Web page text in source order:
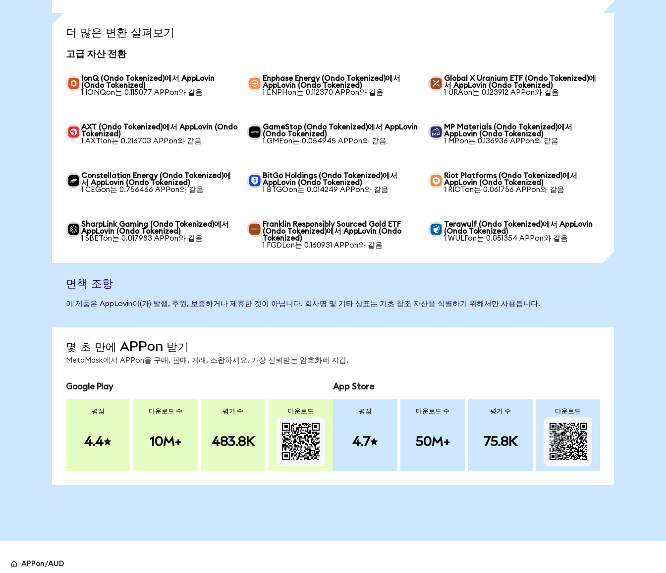
더 많은 변환 살펴보기
고급 자산 전환
IonQ (Ondo Tokenized)에서 AppLovin
(Ondo Tokenized)
1 IONQon는 0.115077 APPon와 같음
Enphase Energy (Ondo Tokenized)에서
AppLovin (Ondo Tokenized)
1 ENPHon는 0.112370 APPon와 같음
Global X Uranium ETF (Ondo Tokenized)에
서 AppLovin (Ondo Tokenized)
1 URAon는 0.123912 APPon와 같음
AXT (Ondo Tokenized)에서 AppLovin (Ondo
Tokenized)
1 AXTIon는 0.216703 APPon와 같음
GameStop (Ondo Tokenized)에서 AppLovin
(Ondo Tokenized)
1 GMEon는 0.054945 APPon와 같음
MP Materials (Ondo Tokenized)에서
AppLovin (Ondo Tokenized)
1 MPon는 0.136936 APPon와 같음
Constellation Energy (Ondo Tokenized)에
서 AppLovin (Ondo Tokenized)
1 CEGon는 0.756466 APPon와 같음
BitGo Holdings (Ondo Tokenized)에서
AppLovin (Ondo Tokenized)
1 BTGOon는 0.014249 APPon와 같음
Riot Platforms (Ondo Tokenized)에서
AppLovin (Ondo Tokenized)
1 RIOTon는 0.061756 APPon와 같음
SharpLink Gaming (Ondo Tokenized)에서
AppLovin (Ondo Tokenized)
1 SBETon는 0.017983 APPon와 같음
Franklin Responsibly Sourced Gold ETF
(Ondo Tokenized)에서 AppLovin (Ondo
Tokenized)
1 FGDLon는 0.160931 APPon와 같음
Terawulf (Ondo Tokenized)에서 AppLovin
(Ondo Tokenized)
1 WULFon는 0.051354 APPon와 같음
면책 조항
이 제품은 AppLovin이(가) 발행, 후원, 보증하거나 제휴한 것이 아닙니다. 회사명 및 기타 상표는 기초 참조 자산을 식별하기 위해서만 사용됩니다.
몇 초 만에 APPon 받기
MetaMask에서 APPon을 구매, 판매, 거래, 스왑하세요. 가장 신뢰받는 암호화폐 지갑.
Google Play
평점
4.4
다운로드 수
10M+
평가 수
483.8K
다운로드
App Store
평점
4.7
다운로드 수
50M+
평가 수
75.8K
다운로드
APPon/AUD